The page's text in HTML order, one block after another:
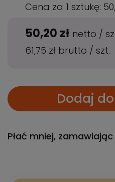
Cena za 1 sztukę:
50,20 zł netto /
61,75 zł brutto / szt.
Dodaj
Płać mniej,